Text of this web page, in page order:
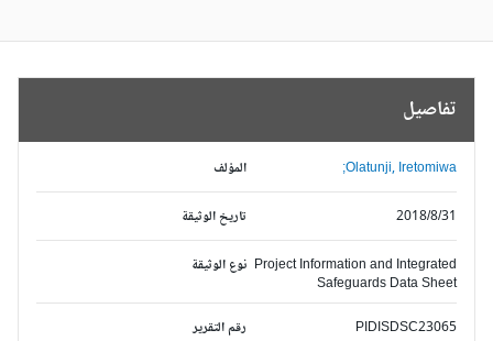
تفاصيل
المؤلف Olatunji, Iretomiwa;
تاريخ الوثيقة 2018/8/31
نوع الوثيقة Project Information and Integrated
Safeguards Data Sheet
رقم التقرير
PIDISDSC23065